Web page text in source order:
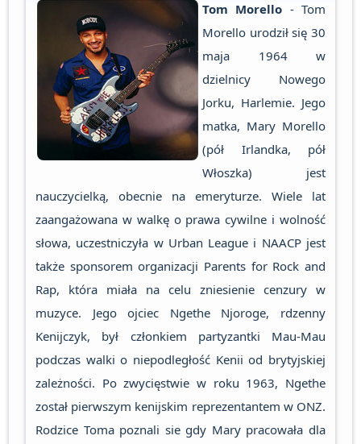
Tom Morello - Tom
Morello urodził się 30
maja 1964 w
dzielnicy Nowego
Jorku, Harlemie. Jego
matka, Mary Morello
(pół Irlandka, pół
Włoszka) jest
nauczycielką, obecnie na emeryturze. Wiele lat
zaangażowana w walkę o prawa cywilne i wolność
słowa, uczestniczyła w Urban League i NAACP jest
także sponsorem organizacji Parents for Rock and
Rap, która miała na celu zniesienie cenzury w
muzyce. Jego ojciec Ngethe Njoroge, rdzenny
Kenijczyk, był członkiem partyzantki Mau-Mau
podczas walki o niepodległość Kenii od brytyjskiej
zależności. Po zwycięstwie w roku 1963, Ngethe
został pierwszym kenijskim reprezentantem w ONZ.
Rodzice Toma poznali sie gdy Mary pracowała dla